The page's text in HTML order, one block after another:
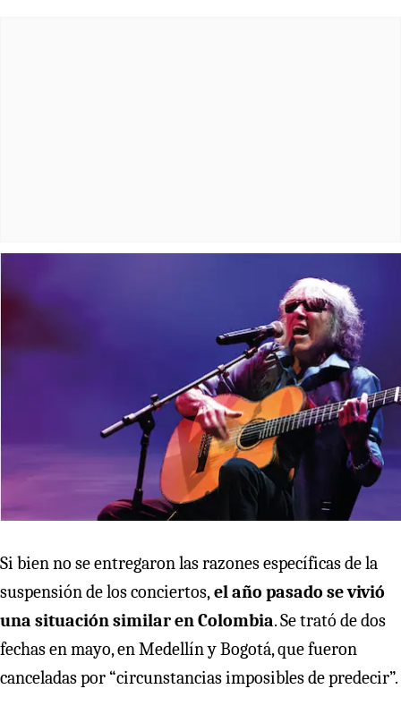
Si bien no se entregaron las razones específicas de la
suspensión de los conciertos, el año pasado se vivió
una situación similar en Colombia. Se trató de dos
fechas en mayo, en Medellín y Bogotá, que fueron
canceladas por “circunstancias imposibles de predecir”.